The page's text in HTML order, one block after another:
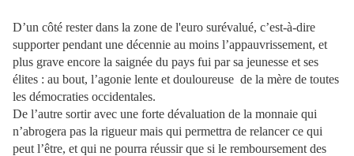
D’un côté rester dans la zone de l'euro surévalué, c’est-à-dire
supporter pendant une décennie au moins l’appauvrissement, et
plus grave encore la saignée du pays fui par sa jeunesse et ses
élites : au bout, l’agonie lente et douloureuse de la mère de toutes
les démocraties occidentales.
De l’autre sortir avec une forte dévaluation de la monnaie qui
n’abrogera pas la rigueur mais qui permettra de relancer ce qui
peut l’être, et qui ne pourra réussir que si le remboursement des